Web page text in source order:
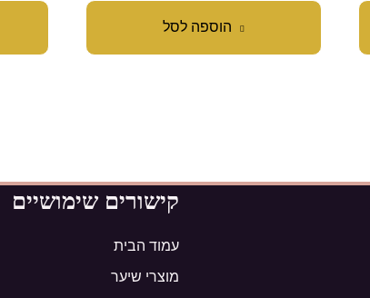
הוספה לסל
קישורים שימושיים
עמוד הבית
מוצרי שיער